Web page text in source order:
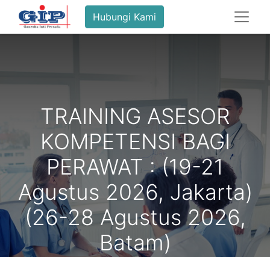
Hubungi Kami
TRAINING ASESOR
KOMPETENSI BAGI
PERAWAT : (19-21
Agustus 2026, Jakarta)
(26-28 Agustus 2026,
Batam)